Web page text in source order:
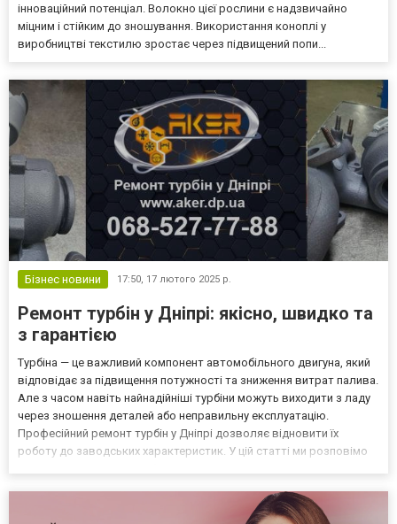
інноваційний потенціал. Волокно цієї рослини є надзвичайно
міцним і стійким до зношування. Використання коноплі у
виробництві текстилю зростає через підвищений попи...
Бізнес новини 17:50, 17 лютого 2025 р.
Ремонт турбін у Дніпрі: якісно, швидко та
з гарантією
Турбіна — це важливий компонент автомобільного двигуна, який
відповідає за підвищення потужності та зниження витрат палива.
Але з часом навіть найнадійніші турбіни можуть виходити з ладу
через зношення деталей або неправильну експлуатацію.
Професійний ремонт турбін у Дніпрі дозволяє відновити їх
роботу до заводських характеристик. У цій статті ми розповімо